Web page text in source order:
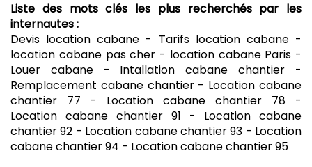
Liste des mots clés les plus recherchés par les
internautes :
Devis location cabane - Tarifs location cabane -
location cabane pas cher - location cabane Paris -
Louer cabane - Intallation cabane chantier -
Remplacement cabane chantier - Location cabane
chantier 77 - Location cabane chantier 78 -
Location cabane chantier 91 - Location cabane
chantier 92 - Location cabane chantier 93 - Location
cabane chantier 94 - Location cabane chantier 95